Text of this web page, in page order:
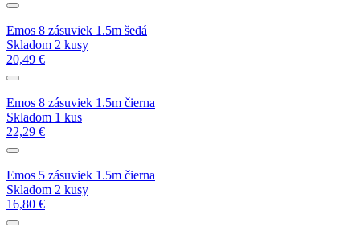
Emos 8 zásuviek 1.5m šedá
Skladom 2 kusy
20,49 €
Emos 8 zásuviek 1.5m čierna
Skladom 1 kus
22,29 €
Emos 5 zásuviek 1.5m čierna
Skladom 2 kusy
16,80 €